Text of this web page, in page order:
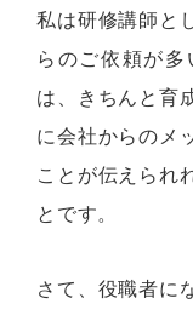
私は研修講師と
らのご依頼が
は、きちんと育
に会社からのメ
ことが伝えられ
とです。
さて、役職者に